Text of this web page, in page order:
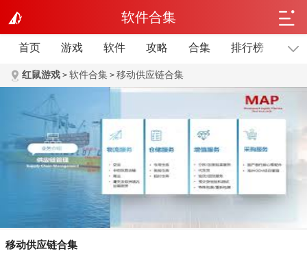
软件合集
首页 游戏 软件 攻略 合集 排行榜 单机
红鼠游戏 > 软件合集 > 移动供应链合集
移动供应链合集